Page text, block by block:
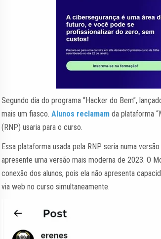
Segundo dia do programa “Hacker do Bem”,
mais um fiasco.Alunos reclamam da plataforma
(RNP) usaria para o curso.
Essa plataforma usada pela RNP seria numa
apresente uma versão mais moderna de 2023. O
conexão dos alunos, pois ela não apresenta
via web no curso simultaneamente.